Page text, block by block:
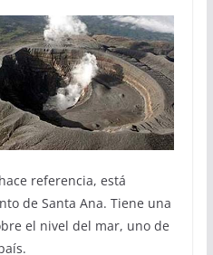
referencia, está
de Santa Ana. Tiene una
el nivel del mar, uno de